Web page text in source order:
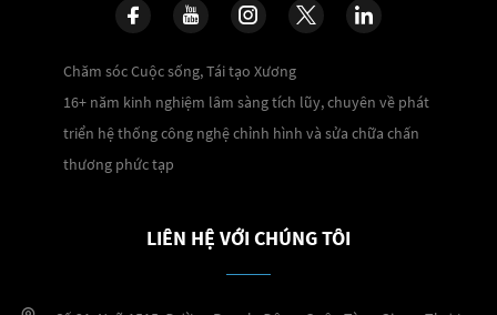
Chăm sóc Cuộc sống, Tái tạo Xương
16+ năm kinh nghiệm lâm sàng tích lũy, chuyên về phát
triển hệ thống công nghệ chỉnh hình và sửa chữa chấn
thương phức tạp
LIÊN HỆ VỚI CHÚNG TÔI